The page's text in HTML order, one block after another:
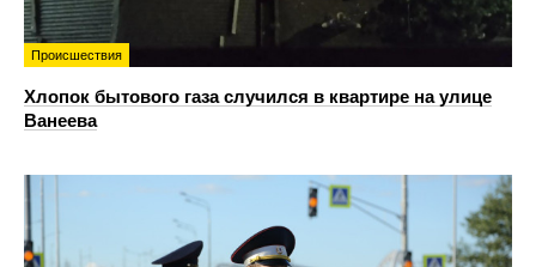
Происшествия
Хлопок бытового газа случился в квартире на улице
Ванеева